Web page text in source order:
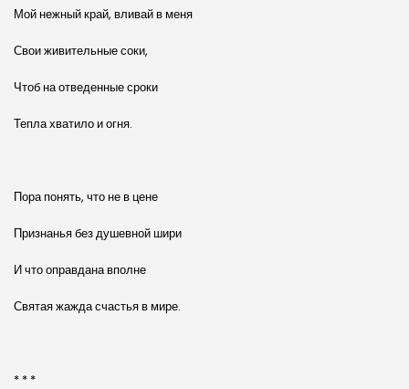
Мой нежный край, вливай в меня
Свои живительные соки,
Чтоб на отведенные сроки
Тепла хватило и огня.
Пора понять, что не в цене
Признанья без душевной шири
И что оправдана вполне
Святая жажда счастья в мире.
* * *